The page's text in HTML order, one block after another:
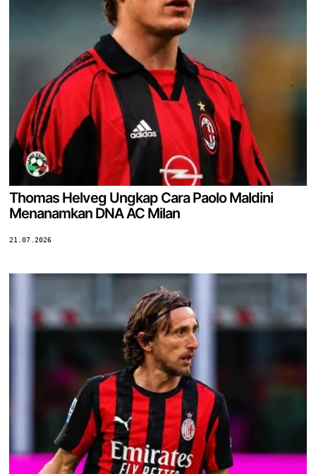
Thomas Helveg Ungkap Cara Paolo Maldini
Menanamkan DNA AC Milan
21.07.2026